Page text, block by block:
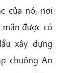
của nó, nơi
được có
xây dựng
chuông An